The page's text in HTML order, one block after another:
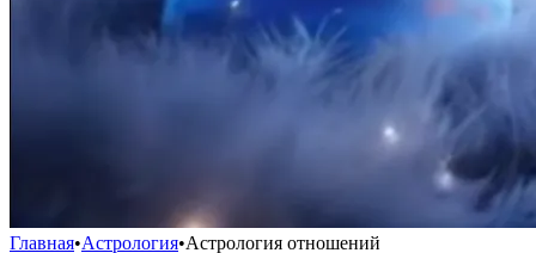
Главная•Астрология•Астрология отношений